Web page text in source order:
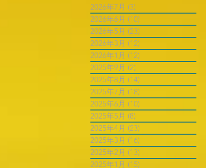
2026年7月 (3)
2026年6月 (10)
2026年5月 (23)
2026年3月 (12)
2026年1月 (12)
2025年9月 (2)
2025年8月 (14)
2025年7月 (18)
2025年6月 (10)
2025年5月 (8)
2025年4月 (23)
2025年3月 (16)
2025年2月 (13)
2025年1月 (15)